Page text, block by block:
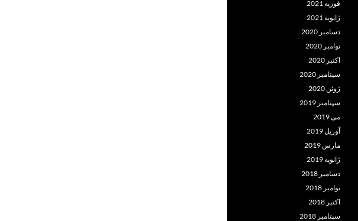
فوریه 2021
ژانویه 2021
دسامبر 2020
نوامبر 2020
اکتبر 2020
سپتامبر 2020
ژوئن 2020
سپتامبر 2019
می 2019
آوریل 2019
مارس 2019
ژانویه 2019
دسامبر 2018
نوامبر 2018
اکتبر 2018
سپتامبر 2018